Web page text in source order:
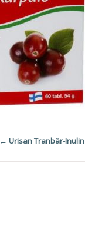
← Urisan Tranbär-Inulin